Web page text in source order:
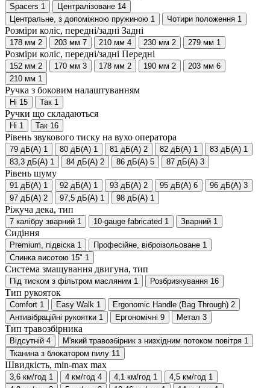
Spacers 1 Централізоване 14
Центральне, з допоміжною пружиною 1 Чотири положення 1
Розміри коліс, передні/задні Задні
178 мм 2 203 мм 7 210 мм 4 230 мм 2 279 мм 1
Розміри коліс, передні/задні Передні
152 мм 2 170 мм 3 178 мм 2 190 мм 2 203 мм 6
210 мм 1
Ручка з боковим налаштуванням
Ні 15 Так 1
Ручки що складаються
Ні 1 Так 16
Рівень звукового тиску на вухо оператора
79 дБ(А) 1 80 дБ(А) 1 81 дБ(А) 2 82 дБ(А) 1 83 дБ(А) 1
83,3 дБ(А) 1 84 дБ(А) 2 86 дБ(А) 5 87 дБ(А) 3
Рівень шуму
91 дБ(А) 1 92 дБ(А) 1 93 дБ(А) 2 95 дБ(А) 6 96 дБ(А) 3
97 дБ(А) 2 97,5 дБ(А) 1 98 дБ(А) 1
Ріжуча дека, тип
7 калібру зварний 1 10-gauge fabricated 1 Зварний 1
Сидіння
Premium, підвіска 1 Професійне, віброізольоване 1
Спинка висотою 15" 1
Система змащування двигуна, тип
Під тиском з фільтром масляним 1 Розбризкування 16
Тип рукояток
Comfort 1 Easy Walk 1 Ergonomic Handle (Bag Through) 2
Антивібраційні рукоятки 1 Ергономічні 9 Метал 3
Тип травозбірника
Відсутній 4 М'який травозбірник з низхідним потоком повітря 1
Тканина з блокатором пилу 11
Швидкість, min-max max
3,6 км/год 1 4 км/год 4 4,1 км/год 1 4,5 км/год 1